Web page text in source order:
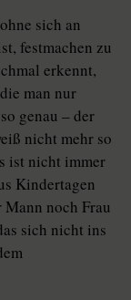
sich an
festmachen zu
erkennt,
man nur
genau – der
nicht mehr so
ist nicht immer
Kindertagen
noch Frau
sich nicht ins